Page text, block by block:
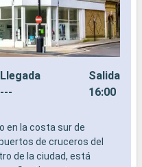
Llegada
---
Salida
16:00
en la costa sur de
de cruceros del
de la ciudad, está